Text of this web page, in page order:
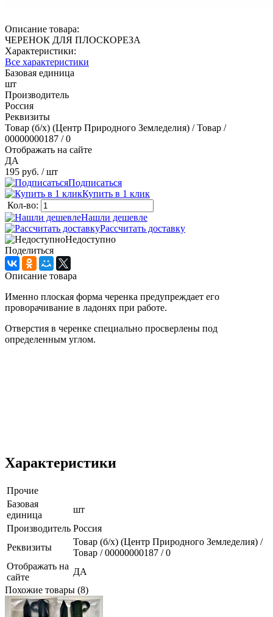
Описание товара:
ЧЕРЕНОК ДЛЯ ПЛОСКОРЕЗА
Характеристики:
Все характеристики
Базовая единица
шт
Производитель
Россия
Реквизиты
Товар (б/х) (Центр Природного Земледелия) / Товар /
00000000187 / 0
Отображать на сайте
ДА
195 руб. / шт
Подписаться
Купить в 1 клик
Кол-во:
Нашли дешевле
Рассчитать доставку
Недоступно
Поделиться
Описание товара
Именно плоская форма черенка предупреждает его
проворачивание в ладонях при работе.
Отверстия в черенке специально просверлены под
определенным углом.
Характеристики
Прочие
Базовая
единица
шт
Производитель Россия
Реквизиты
Товар (б/х) (Центр Природного Земледелия) /
Товар / 00000000187 / 0
Отображать на
сайте
ДА
Похожие товары (8)